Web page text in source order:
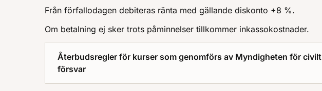
Från förfallodagen debiteras ränta med gällande diskonto +8 %.
Om betalning ej sker trots påminnelser tillkommer inkassokostnader.
Återbudsregler för kurser som genomförs av Myndigheten för civilt
försvar